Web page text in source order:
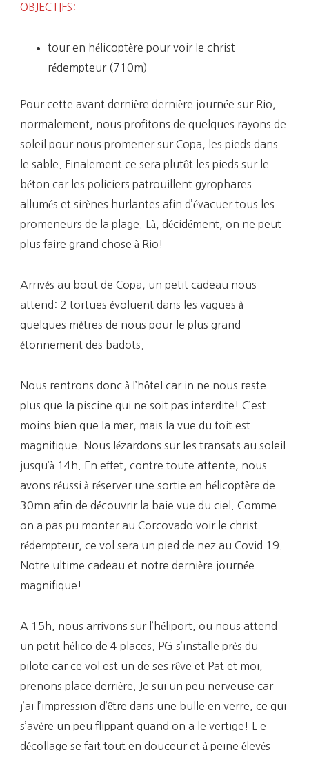
OBJECTIFS:
tour en hélicoptère pour voir le christ
rédempteur (710m)
Pour cette avant dernière dernière journée sur Rio,
normalement, nous profitons de quelques rayons de
soleil pour nous promener sur Copa, les pieds dans
le sable. Finalement ce sera plutôt les pieds sur le
béton car les policiers patrouillent gyrophares
allumés et sirènes hurlantes afin d’évacuer tous les
promeneurs de la plage. Là, décidément, on ne peut
plus faire grand chose à Rio!
Arrivés au bout de Copa, un petit cadeau nous
attend: 2 tortues évoluent dans les vagues à
quelques mètres de nous pour le plus grand
étonnement des badots.
Nous rentrons donc à l’hôtel car in ne nous reste
plus que la piscine qui ne soit pas interdite! C’est
moins bien que la mer, mais la vue du toit est
magnifique. Nous lézardons sur les transats au soleil
jusqu’à 14h. En effet, contre toute attente, nous
avons réussi à réserver une sortie en hélicoptère de
30mn afin de découvrir la baie vue du ciel. Comme
on a pas pu monter au Corcovado voir le christ
rédempteur, ce vol sera un pied de nez au Covid 19.
Notre ultime cadeau et notre dernière journée
magnifique!
A 15h, nous arrivons sur l’héliport, ou nous attend
un petit hélico de 4 places. PG s’installe près du
pilote car ce vol est un de ses rêve et Pat et moi,
prenons place derrière. Je sui un peu nerveuse car
j’ai l’impression d’être dans une bulle en verre, ce qui
s’avère un peu flippant quand on a le vertige! L e
décollage se fait tout en douceur et à peine élevés